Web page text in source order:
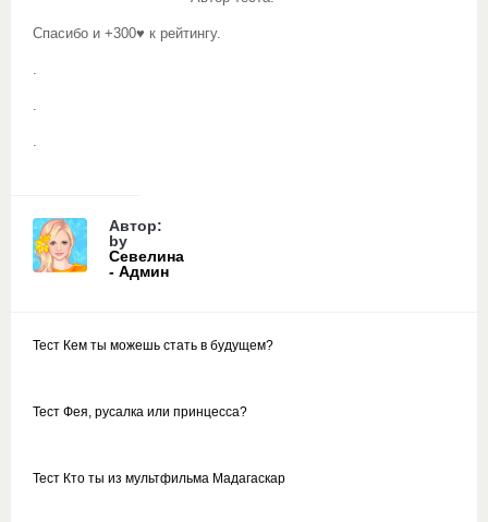
Спасибо и +300♥ к рейтингу.
.
.
.
Автор:
by
Севелина
- Админ
Тест Кем ты можешь стать в будущем?
Тест Фея, русалка или принцесса?
Тест Кто ты из мультфильма Мадагаскар